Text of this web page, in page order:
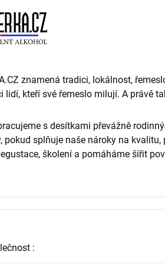
znamená tradici, lokálnost,
lidí, kteří své řemeslo milují. A právě
s desítkami převážně
pokud splňuje naše nároky na
školení a pomáháme šířit
: